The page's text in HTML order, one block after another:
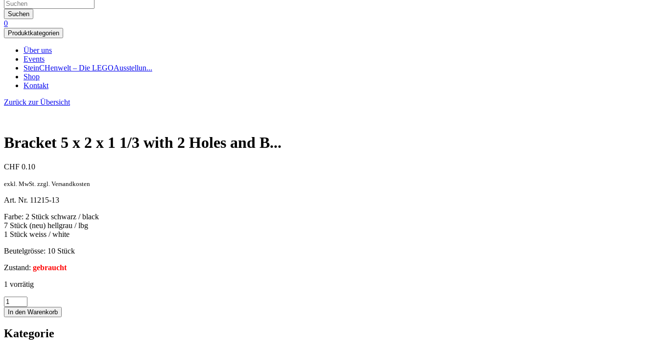
Suchen
0
Produktkategorien
Über uns
Events
SteinCHenwelt – Die LEGOAusstellun...
Shop
Kontakt
Zurück zur Übersicht
Bracket 5 x 2 x 1 1/3 with 2 Holes and B...
CHF 0.10
exkl. MwSt. zzgl. Versandkosten
Art. Nr. 11215-13
Farbe: 2 Stück schwarz / black
7 Stück (neu) hellgrau / lbg
1 Stück weiss / white
Beutelgrösse: 10 Stück
Zustand: gebraucht
1 vorrätig
In den Warenkorb
Kategorie